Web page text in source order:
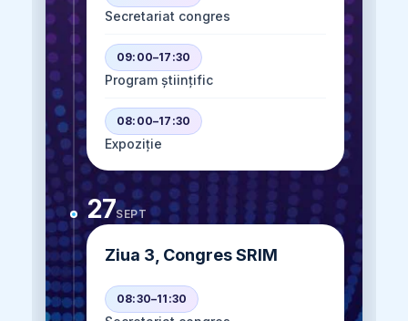
Secretariat congres
09:00–17:30
Program științific
08:00–17:30
Expoziție
27SEPT
Ziua 3, Congres SRIM
08:30–11:30